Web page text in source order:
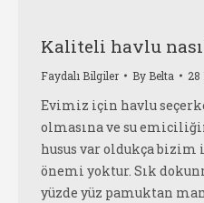
Kaliteli havlu
Faydalı Bilgiler By Belta 28
Evimiz için havlu
olmasına ve su
husus var oldukça
önemi yoktur. Sık
yüzde yüz pamuktan